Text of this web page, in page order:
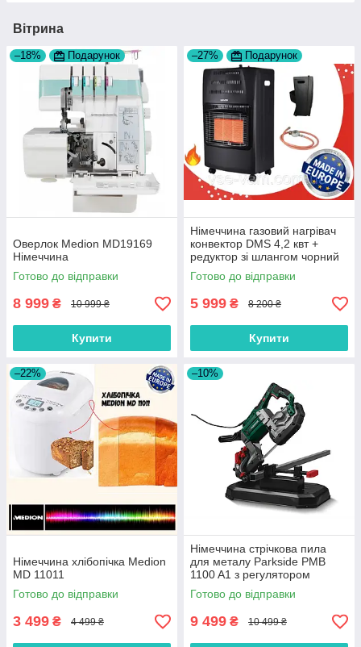
Вітрина
–18% Подарунок
Оверлок Medion MD19169
Німеччина
Готово до відправки
8 999 ₴ 10 999 ₴
Купити
–27% Подарунок
Німеччина газовий нагрівач
конвектор DMS 4,2 квт +
редуктор зі шлангом чорний
колір
Готово до відправки
5 999 ₴ 8 200 ₴
Купити
–22%
Нiмеччина хлібопічка Medion
MD 11011
Готово до відправки
3 499 ₴ 4 499 ₴
–10%
Нiмеччина стрічкова пила
для металу Parkside PMB
1100 A1 з регулятором
обертів
Готово до відправки
9 499 ₴ 10 499 ₴